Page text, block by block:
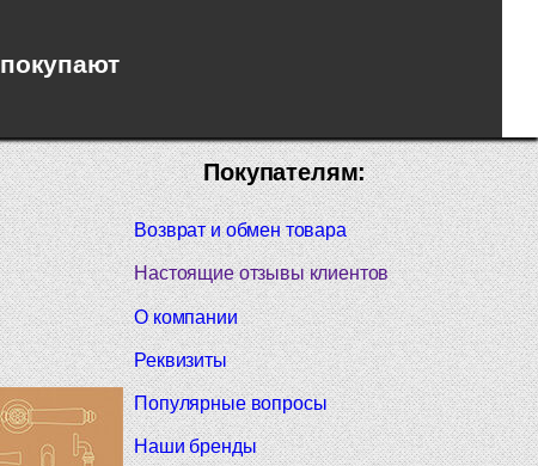
Покупателям:
Возврат и обмен товара
Настоящие отзывы клиентов
О компании
Реквизиты
Популярные вопросы
Наши бренды